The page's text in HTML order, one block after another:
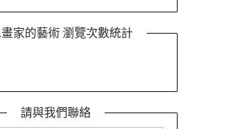
家的藝術 瀏覽次數統計
請與我們聯絡